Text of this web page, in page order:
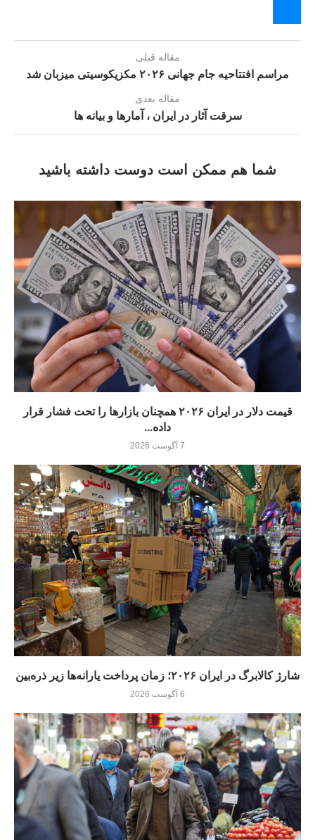
مقاله قبلی
مراسم افتتاحیه جام جهانی ۲۰۲۶ مکزیکوسیتی میزبان شد
مقاله بعدی
سرقت آثار در ایران ، آمارها و بيانه ها
شما هم ممکن است دوست داشته باشید
قیمت دلار در ایران ۲۰۲۶ همچنان بازارها را تحت فشار قرار
داده...
7 آگوست 2026
شارژ کالابرگ در ایران ۲۰۲۶؛ زمان پرداخت یارانه‌ها زیر ذره‌بین
6 آگوست 2026